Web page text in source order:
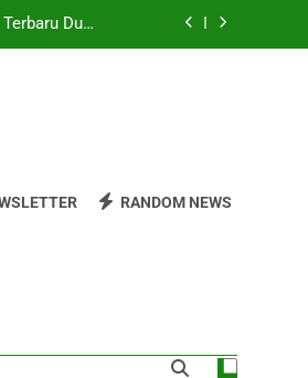
Preview
Sajian
Duel
Jerman
Preview
Sepak Bola
RANDOM NEWS